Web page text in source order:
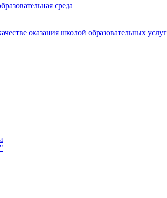
среда
оказания школой образовательных услуг